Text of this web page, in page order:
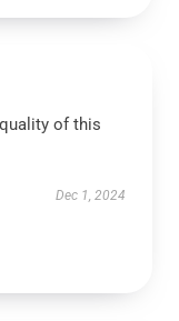
of this
Dec 1, 2024